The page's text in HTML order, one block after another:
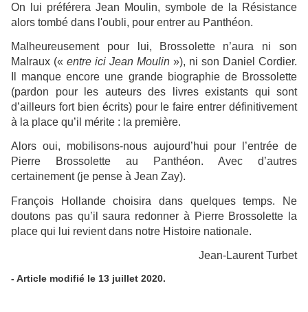
On lui préférera Jean Moulin, symbole de la Résistance
alors tombé dans l'oubli, pour entrer au Panthéon.
Malheureusement pour lui, Brossolette n’aura ni son
Malraux (« entre ici Jean Moulin »), ni son Daniel Cordier.
Il manque encore une grande biographie de Brossolette
(pardon pour les auteurs des livres existants qui sont
d’ailleurs fort bien écrits) pour le faire entrer définitivement
à la place qu’il mérite : la première.
Alors oui, mobilisons-nous aujourd’hui pour l’entrée de
Pierre Brossolette au Panthéon. Avec d’autres
certainement (je pense à Jean Zay).
François Hollande choisira dans quelques temps. Ne
doutons pas qu’il saura redonner à Pierre Brossolette la
place qui lui revient dans notre Histoire nationale.
Jean-Laurent Turbet
- Article modifié le 13 juillet 2020.